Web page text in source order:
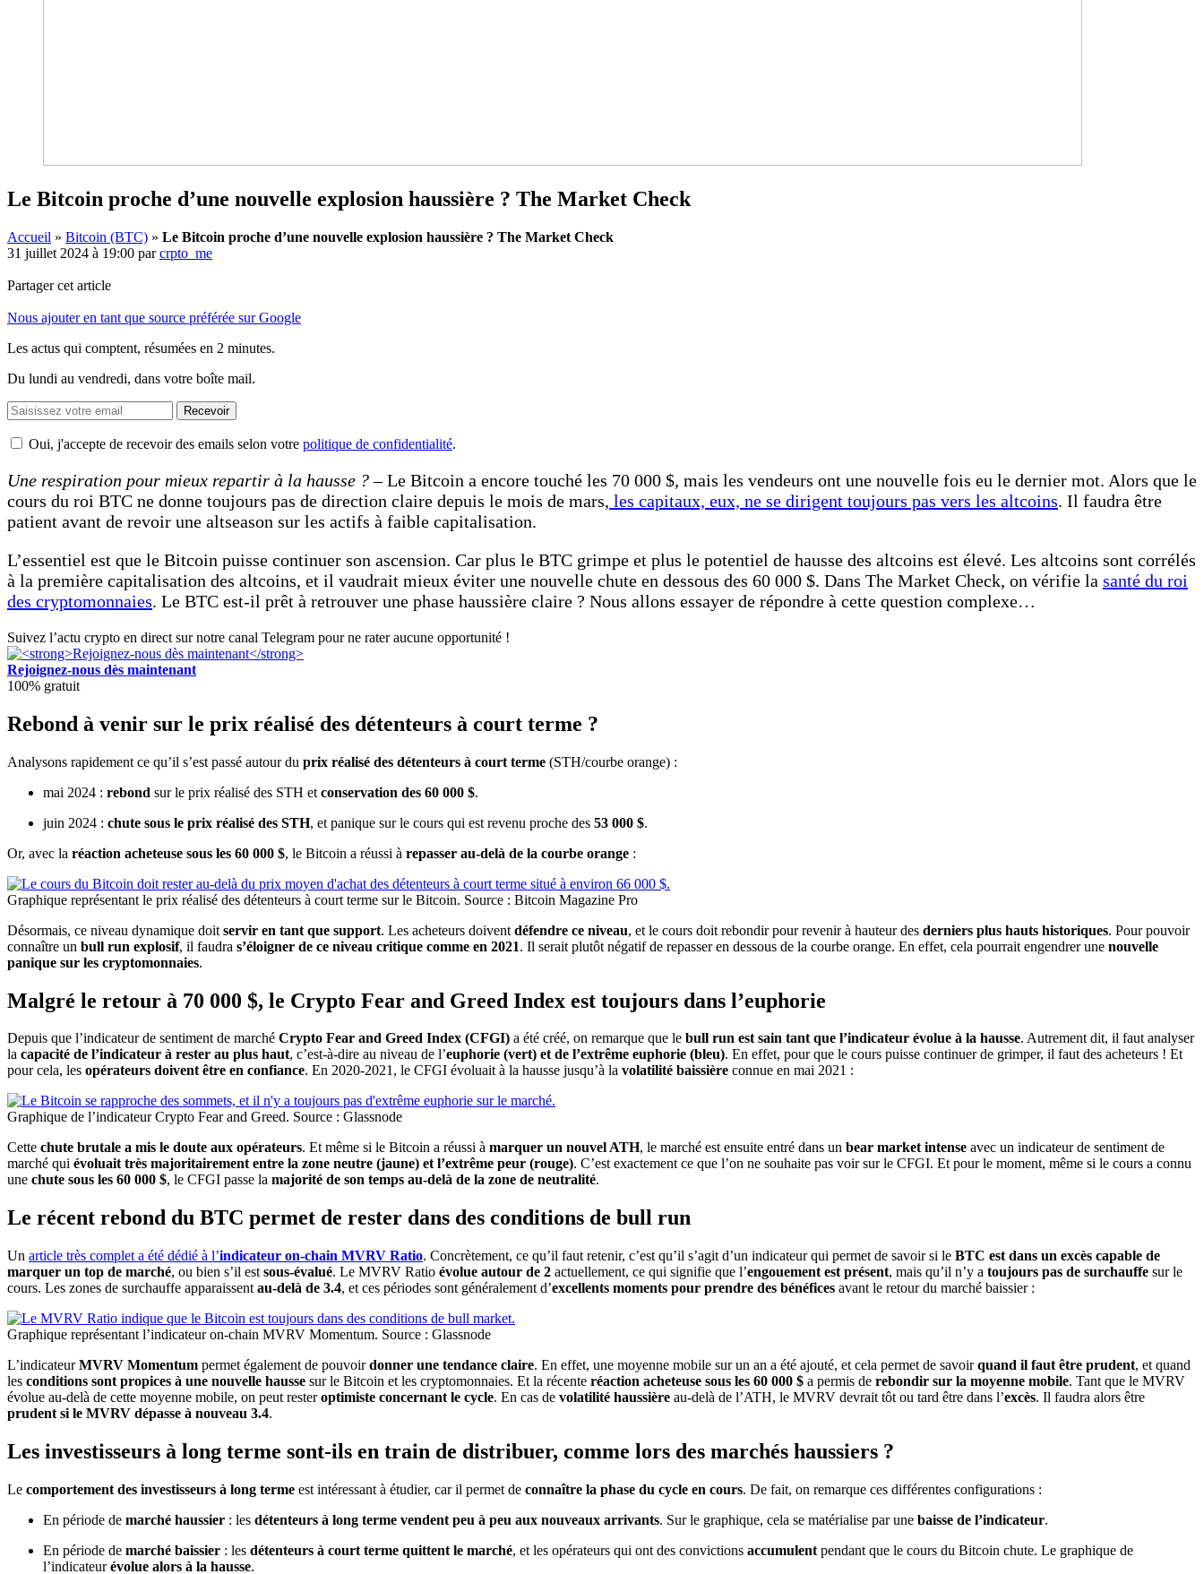
Le Bitcoin proche d’une nouvelle explosion haussière ? The Market Check
Accueil » Bitcoin (BTC) » Le Bitcoin proche d’une nouvelle explosion haussière ? The Market Check
31 juillet 2024 à 19:00 parcrpto_me
Partager cet article
Nous ajouter en tant que source préférée sur Google
Les actus qui comptent, résumées en 2 minutes.
Du lundi au vendredi, dans votre boîte mail.
Recevoir
Oui, j'accepte de recevoir des emails selon votre politique de confidentialité.
Une respiration pour mieux repartir à la hausse ? –Le Bitcoin a encore touché les 70 000 $, mais les vendeurs ont une nouvelle fois eu le dernier mot. Alors que le
cours du roi BTC ne donne toujours pas de direction claire depuis le mois de mars, les capitaux, eux, ne se dirigent toujours pas vers les altcoins. Il faudra être
patient avant de revoir une altseason sur les actifs à faible capitalisation.
L’essentiel est que le Bitcoin puisse continuer son ascension. Car plus le BTC grimpe et plus le potentiel de hausse des altcoins est élevé. Les altcoins sont corrélés
à la première capitalisation des altcoins, et il vaudrait mieux éviter une nouvelle chute en dessous des 60 000 $. Dans The Market Check, on vérifie la santé du roi
des cryptomonnaies. Le BTC est-il prêt à retrouver une phase haussière claire ? Nous allons essayer de répondre à cette question complexe…
Suivez l’actu crypto en direct sur notre canal Telegram pour ne rater aucune opportunité !
Rejoignez-nous dès maintenant
100% gratuit
Rebond à venir sur le prix réalisé des détenteurs à court terme ?
Analysons rapidement ce qu’il s’est passé autour du prix réalisé des détenteurs à court terme (STH/courbe orange) :
mai 2024 : rebond sur le prix réalisé des STH et conservation des 60 000 $.
juin 2024 : chute sous le prix réalisé des STH, et panique sur le cours qui est revenu proche des 53 000 $.
Or, avec la réaction acheteuse sous les 60 000 $, le Bitcoin a réussi à repasser au-delà de la courbe orange :
Graphique représentant le prix réalisé des détenteurs à court terme sur le Bitcoin. Source : Bitcoin Magazine Pro
Désormais, ce niveau dynamique doit servir en tant que support. Les acheteurs doivent défendre ce niveau, et le cours doit rebondir pour revenir à hauteur des derniers plus hauts historiques. Pour pouvoir
connaître un bull run explosif, il faudra s’éloigner de ce niveau critique comme en 2021. Il serait plutôt négatif de repasser en dessous de la courbe orange. En effet, cela pourrait engendrer une nouvelle
panique sur les cryptomonnaies.
Malgré le retour à 70 000 $, le Crypto Fear and Greed Index est toujours dans l’euphorie
Depuis que l’indicateur de sentiment de marché Crypto Fear and Greed Index (CFGI) a été créé, on remarque que le bull run est sain tant que l’indicateur évolue à la hausse. Autrement dit, il faut analyser
la capacité de l’indicateur à rester au plus haut, c’est-à-dire au niveau de l’euphorie (vert) et de l’extrême euphorie (bleu). En effet, pour que le cours puisse continuer de grimper, il faut des acheteurs ! Et
pour cela, les opérateurs doivent être en confiance. En 2020-2021, le CFGI évoluait à la hausse jusqu’à la volatilité baissière connue en mai 2021 :
Graphique de l’indicateur Crypto Fear and Greed. Source : Glassnode
Cette chute brutale a mis le doute aux opérateurs. Et même si le Bitcoin a réussi à marquer un nouvel ATH, le marché est ensuite entré dans un bear market intense avec un indicateur de sentiment de
marché qui évoluait très majoritairement entre la zone neutre (jaune) et l’extrême peur (rouge). C’est exactement ce que l’on ne souhaite pas voir sur le CFGI. Et pour le moment, même si le cours a connu
une chute sous les 60 000 $, le CFGI passe la majorité de son temps au-delà de la zone de neutralité.
Le récent rebond du BTC permet de rester dans des conditions de bull run
Un article très complet a été dédié à l’indicateur on-chain MVRV Ratio. Concrètement, ce qu’il faut retenir, c’est qu’il s’agit d’un indicateur qui permet de savoir si le BTC est dans un excès capable de
marquer un top de marché, ou bien s’il est sous-évalué. Le MVRV Ratio évolue autour de 2 actuellement, ce qui signifie que l’engouement est présent, mais qu’il n’y a toujours pas de surchauffe sur le
cours. Les zones de surchauffe apparaissent au-delà de 3.4, et ces périodes sont généralement d’excellents moments pour prendre des bénéfices avant le retour du marché baissier :
Graphique représentant l’indicateur on-chain MVRV Momentum. Source : Glassnode
L’indicateurMVRV Momentum permet également de pouvoirdonner une tendance claire. En effet, une moyenne mobile sur un an a été ajouté, et cela permet de savoirquand il faut être prudent, et quand
les conditions sont propices à une nouvelle hausse sur le Bitcoin et les cryptomonnaies. Et la récente réaction acheteuse sous les 60 000 $ a permis de rebondir sur la moyenne mobile. Tant que le MVRV
évolue au-delà de cette moyenne mobile, on peut resteroptimiste concernant le cycle. En cas de volatilité haussière au-delà de l’ATH, le MVRV devrait tôt ou tard être dans l’excès. Il faudra alors être
prudent si le MVRV dépasse à nouveau 3.4.
Les investisseurs à long terme sont-ils en train de distribuer, comme lors des marchés haussiers ?
Le comportement des investisseurs à long terme est intéressant à étudier, car il permet de connaître la phase du cycle en cours. De fait, on remarque ces différentes configurations :
En période de marché haussier : les détenteurs à long terme vendent peu à peu aux nouveaux arrivants. Sur le graphique, cela se matérialise par une baisse de l’indicateur.
En période de marché baissier : les détenteurs à court terme quittent le marché, et les opérateurs qui ont des convictions accumulent pendant que le cours du Bitcoin chute. Le graphique de
l’indicateurévolue alors à la hausse.